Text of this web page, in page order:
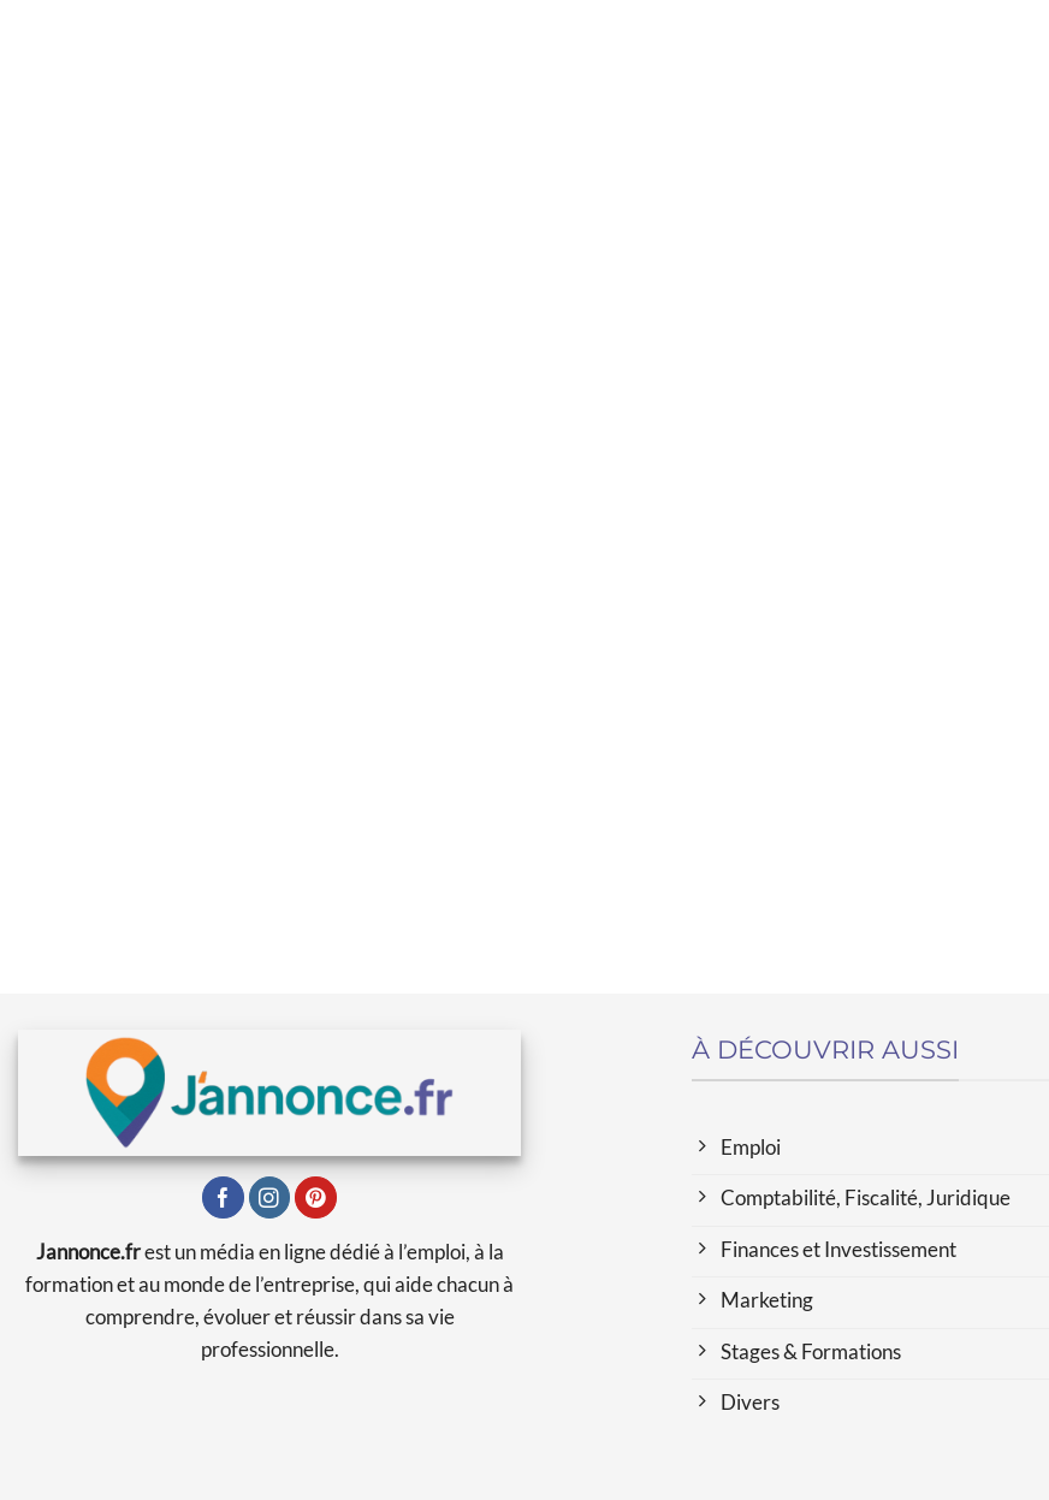
Jannonce.frest un média en ligne dédié à l’emploi, à la
formation et au monde de l’entreprise, qui aide chacun à
comprendre, évoluer et réussir dans sa vie
professionnelle.
À DÉCOUVRIR AUSSI
Emploi
Comptabilité, Fiscalité, Juridique
Finances et Investissement
Marketing
Stages & Formations
Divers